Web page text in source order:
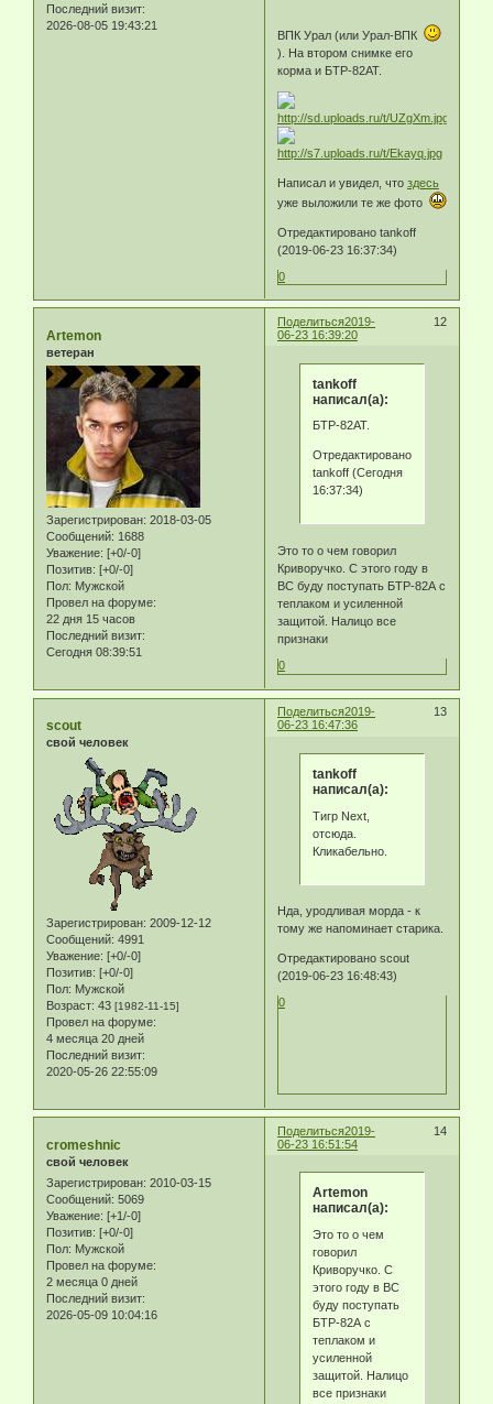
Последний визит:
2026-08-05 19:43:21
ВПК Урал (или Урал-ВПК
). На втором снимке его
корма и БТР-82АТ.
Написал и увидел, чтоздесь
уже выложили те же фото
Отредактировано tankoff
(2019-06-23 16:37:34)
0
Поделиться 12
2019-
06-23 16:39:20
Artemon
ветеран
Зарегистрирован: 2018-03-05
Сообщений: 1688
Уважение: [+0/-0]
Позитив: [+0/-0]
Пол: Мужской
Провел на форуме:
22 дня 15 часов
Последний визит:
Сегодня 08:39:51
tankoff
написал(а):
БТР-82АТ.
Отредактировано
tankoff (Сегодня
16:37:34)
Это то о чем говорил
Криворучко. С этого году в
ВС буду поступать БТР-82А с
теплаком и усиленной
защитой. Налицо все
признаки
0
Поделиться 13
2019-
06-23 16:47:36
scout
свой человек
Зарегистрирован: 2009-12-12
Сообщений: 4991
Уважение: [+0/-0]
Позитив: [+0/-0]
Пол: Мужской
Возраст: 43 [1982-11-15]
Провел на форуме:
4 месяца 20 дней
Последний визит:
2020-05-26 22:55:09
tankoff
написал(а):
Тигр Next,
отсюда.
Кликабельно.
Нда, уродливая морда - к
тому же напоминает старика.
Отредактировано scout
(2019-06-23 16:48:43)
0
Поделиться 14
2019-
06-23 16:51:54
cromeshnic
свой человек
Зарегистрирован: 2010-03-15
Сообщений: 5069
Уважение: [+1/-0]
Позитив: [+0/-0]
Пол: Мужской
Провел на форуме:
2 месяца 0 дней
Последний визит:
2026-05-09 10:04:16
Artemon
написал(а):
Это то о чем
говорил
Криворучко. С
этого году в ВС
буду поступать
БТР-82А с
теплаком и
усиленной
защитой. Налицо
все признаки